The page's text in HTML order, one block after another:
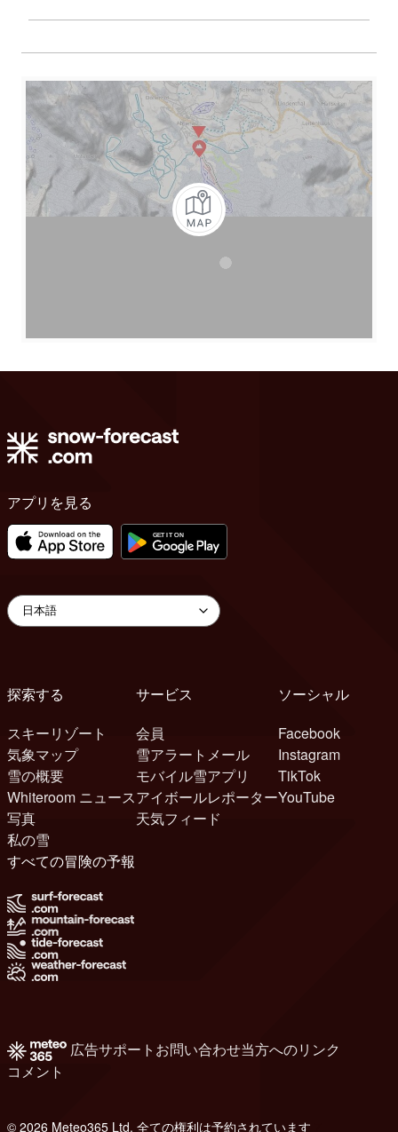
アプリを見る
探索する
スキーリゾート
気象マップ
雪の概要
Whiteroom ニュース
写真
私の雪
サービス
会員
雪アラートメール
モバイル雪アプリ
アイボールレポーター
天気フィード
ソーシャル
Facebook
Instagram
TikTok
YouTube
すべての冒険の予報
広告サポート お問い合わせ当方へのリンク
コメント
© 2026 Meteo365 Ltd. 全ての権利は予約されています